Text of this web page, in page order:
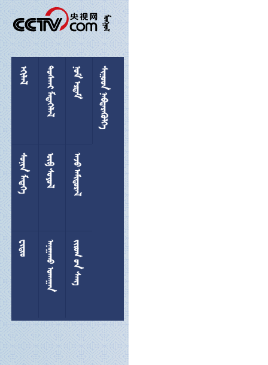

 

 
 
 
 
 
  
 